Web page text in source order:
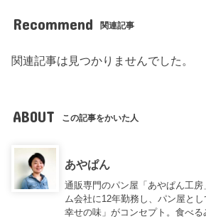
Recommend 関連記事
関連記事は見つかりませんでした。
ABOUT この記事をかいた人
あやぱん
通販専門のパン屋「あやぱん工
ム会社に12年勤務し、パン屋と
幸せの味」がコンセプト。食べる